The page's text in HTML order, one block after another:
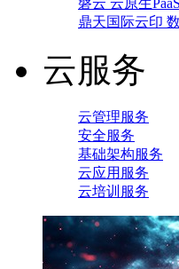
磐云 云原生
鼎天国际云印
云服务
云管理服务
安全服务
基础架构服务
云应用服务
云培训服务